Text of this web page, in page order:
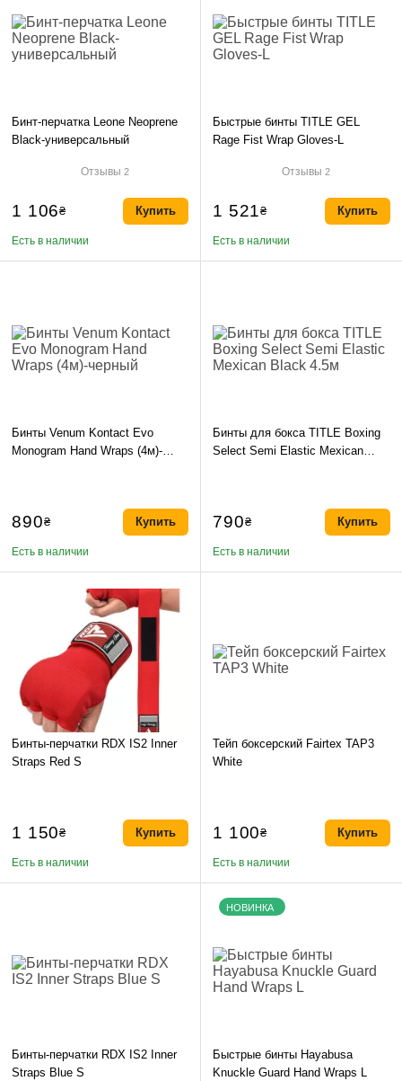
Бинт-перчатка Leone Neoprene
Black-универсальный
Отзывы2
1 106₴
Есть в наличии
Купить
Быстрые бинты TITLE GEL
Rage Fist Wrap Gloves-L
Отзывы2
1 521₴
Есть в наличии
Купить
Бинты Venum Kontact Evo
Monogram Hand Wraps (4м)-
890₴
Есть в наличии
Купить
Бинты для бокса TITLE Boxing
Select Semi Elastic Mexican
790₴
Есть в наличии
Купить
Бинты-перчатки RDX IS2 Inner
Straps Red S
1 150₴
Есть в наличии
Купить
Тейп боксерский Fairtex TAP3
White
1 100₴
Есть в наличии
Купить
Бинты-перчатки RDX IS2 Inner
Straps Blue S
Быстрые бинты Hayabusa
Knuckle Guard Hand Wraps L
НОВИНКА